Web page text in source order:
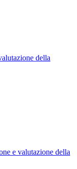
della
e valutazione della